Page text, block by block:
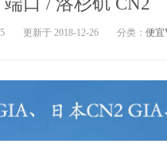
更新于 2018-12-26 分类： 便宜